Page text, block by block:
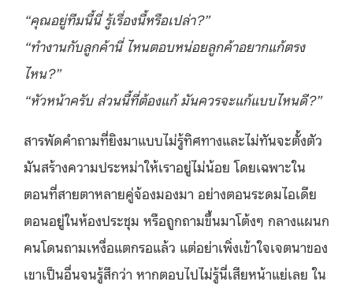
“คุณอยู่ทีมนี้นี่ รู้เรื่องนี้หรือเปล่า?”
“ทำงานกับลูกค้านี่ ไหนตอบหน่อยลูกค้าอยากแก้ตรง
ไหน?”
“หัวหน้าครับ ส่วนนี้ที่ต้องแก้ มันควรจะแก้แบบไหนดี?”
สารพัดคำถามที่ยิงมาแบบไม่รู้ทิศทางและไม่ทันจะตั้งตัว
มันสร้างความประหม่าให้เราอยู่ไม่น้อย โดยเฉพาะใน
ตอนที่สายตาหลายคู่จ้องมองมา อย่างตอนระดมไอเดีย
ตอนอยู่ในห้องประชุม หรือถูกถามขึ้นมาโต้งๆ กลางแผนก
คนโดนถามเหงื่อแตกรอแล้ว แต่อย่าเพิ่งเข้าใจเจตนาของ
เขาเป็นอื่นจนรู้สึกว่า หากตอบไปไม่รู้นี่เสียหน้าแย่เลย ใน